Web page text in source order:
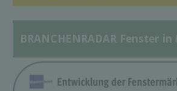
BRANCHENRADAR Fenster in